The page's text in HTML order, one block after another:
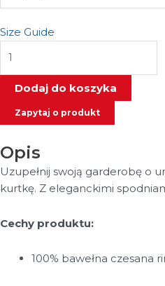
Size Guide
RATEL
Dodaj do koszyka
Zapytaj o produkt
Opis
Uzupełnij swoją garderobę o
kurtkę. Z eleganckimi
Cechy produktu:
100% bawełna czesana